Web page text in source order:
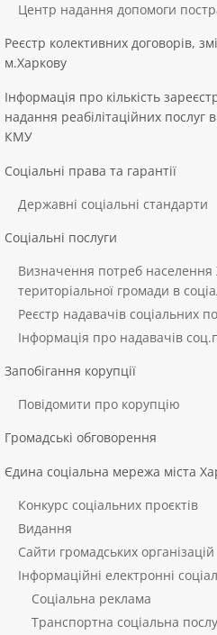
Центр надання допомоги
Реєстр колективних договорів,
м.Харкову
Інформація про кількість
надання реабілітаційних послуг
КМУ
Соціальні права та гарантії
Державні соціальні стандарти
Соціальні послуги
Визначення потреб населення
територіальної громади в
Реєстр надавачів соціальних
Інформація про надавачів
Запобігання корупції
Повідомити про корупцію
Громадські обговорення
Єдина соціальна мережа міста
Конкурс соціальних проєктів
Видання
Сайти громадських організацій
Інформаційні електронні
Соціальна реклама
Транспортна соціальна